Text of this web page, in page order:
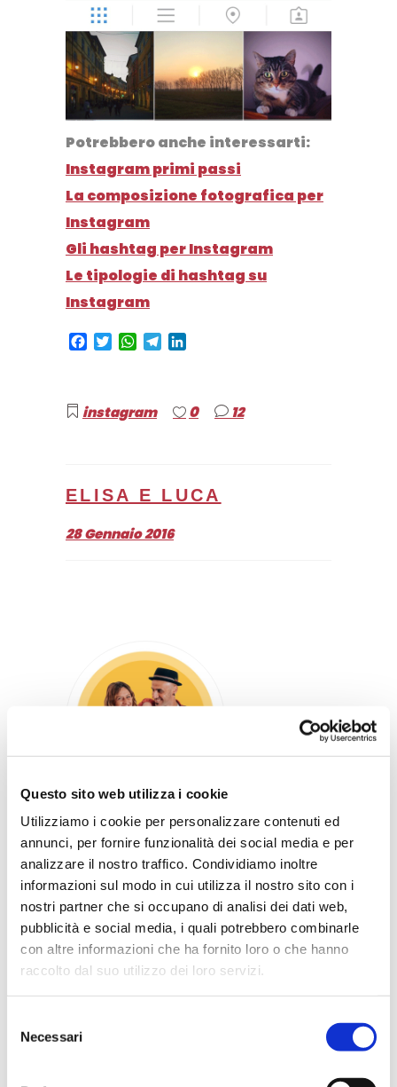
Questo sito web utilizza i cookie
Utilizziamo i cookie per personalizzare contenuti ed
annunci, per fornire funzionalità dei social media e per
analizzare il nostro traffico. Condividiamo inoltre
informazioni sul modo in cui utilizza il nostro sito con i
nostri partner che si occupano di analisi dei dati web,
pubblicità e social media, i quali potrebbero combinarle
con altre informazioni che ha fornito loro o che hanno
raccolto dal suo utilizzo dei loro servizi.
delNecessari
Potrebbero anche interessarti:
Instagram primi passi
La composizione fotografica per
Instagram
Gli hashtag per Instagram
Le tipologie di hashtag su
Instagram
Facebook
TwitterWhatsApp
Telegram
instagram 0 12
ELISA E LUCA
28 Gennaio 2016
Elisa e Luca
Ciao siamo Elisa e Luca, due
viaggiatori incalliti che hanno
fatto della loro vita un viaggio
senza fine. Ci siamo entrambi
permetteva di vivere la vita